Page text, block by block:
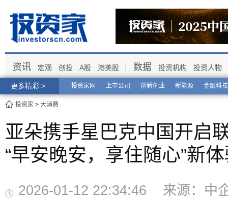
更多精彩 > 投资家网 上市公司 创新创业 新能源 金融科技
资讯 宏观 创投 A股 港美股 数据 投资机构 投资人物
投资家 > 大消费
亚朵携手星巴克中国开启
“早安晚安，享住随心”新
2026-01-12 22:34:46 来源：中